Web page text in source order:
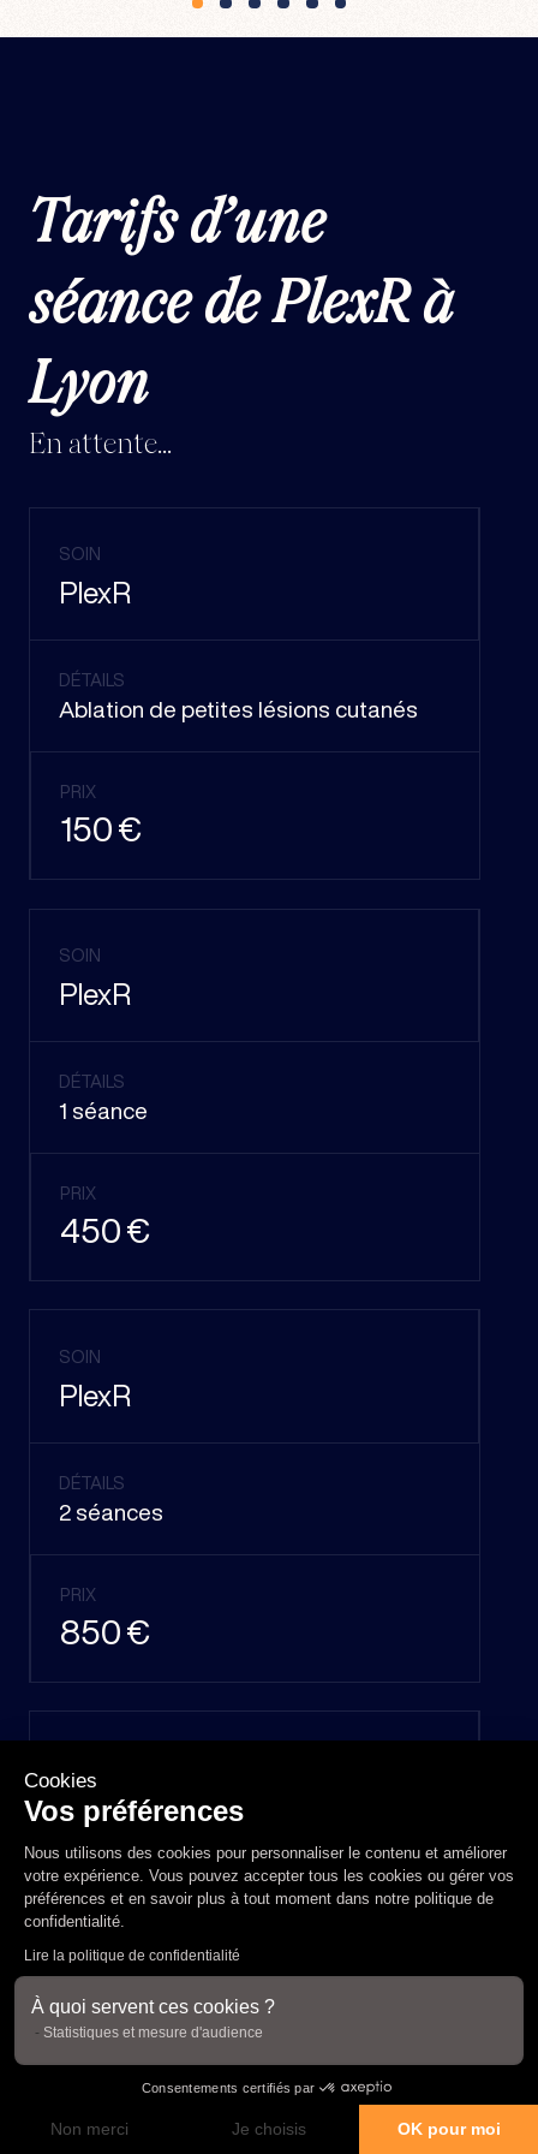
Cookies
Vos préférences
Nous utilisons des cookies pour personnaliser le contenu et améliorer
votre expérience. Vous pouvez accepter tous les cookies ou gérer vos
préférences et en savoir plus à tout moment dans notre politique de
confidentialité.
Lire la politique de confidentialité
À quoi servent ces cookies ?
Statistiques et mesure d'audience
Consentements certifiés par
Non merci Je choisis OK pour moi
Tarifs d’une
séance de PlexR à
Lyon
En attente...
SOIN
PlexR
DÉTAILS
Ablation de petites lésions cutanés
PRIX
150 €
SOIN
PlexR
DÉTAILS
1 séance
PRIX
450 €
SOIN
PlexR
DÉTAILS
2 séances
PRIX
850 €
PlexR
DÉTAILS
3 séances
PRIX
1000 €